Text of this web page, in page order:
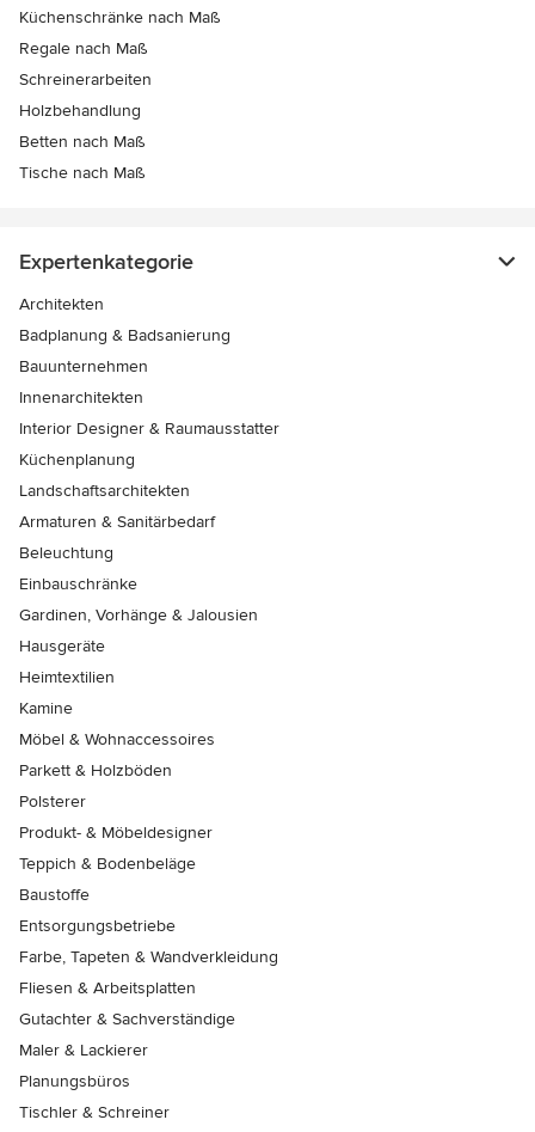
Küchenschränke nach Maß
Regale nach Maß
Schreinerarbeiten
Holzbehandlung
Betten nach Maß
Tische nach Maß
Expertenkategorie
Architekten
Badplanung & Badsanierung
Bauunternehmen
Innenarchitekten
Interior Designer & Raumausstatter
Küchenplanung
Landschaftsarchitekten
Armaturen & Sanitärbedarf
Beleuchtung
Einbauschränke
Gardinen, Vorhänge & Jalousien
Hausgeräte
Heimtextilien
Kamine
Möbel & Wohnaccessoires
Parkett & Holzböden
Polsterer
Produkt- & Möbeldesigner
Teppich & Bodenbeläge
Baustoffe
Entsorgungsbetriebe
Farbe, Tapeten & Wandverkleidung
Fliesen & Arbeitsplatten
Gutachter & Sachverständige
Maler & Lackierer
Planungsbüros
Tischler & Schreiner